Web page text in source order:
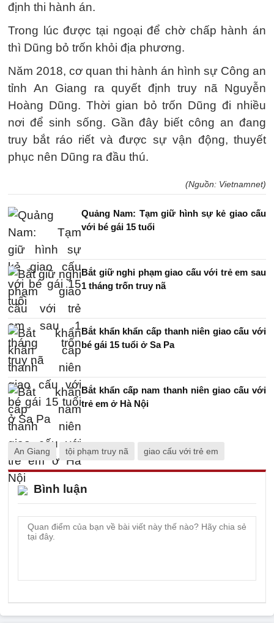
định thi hành án.
Trong lúc được tại ngoại để chờ chấp hành án
thì Dũng bỏ trốn khỏi địa phương.
Năm 2018, cơ quan thi hành án hình sự Công an
tỉnh An Giang ra quyết định truy nã Nguyễn
Hoàng Dũng. Thời gian bỏ trốn Dũng đi nhiều
nơi để sinh sống. Gần đây biết công an đang
truy bắt ráo riết và được sự vận động, thuyết
phục nên Dũng ra đầu thú.
(Nguồn: Vietnamnet)
Quảng Nam: Tạm giữ hình sự kẻ giao cấu
với bé gái 15 tuổi
Bắt giữ nghi phạm giao cấu với trẻ em sau
1 tháng trốn truy nã
Bắt khẩn khẩn cấp thanh niên giao cấu với
bé gái 15 tuổi ở Sa Pa
Bắt khẩn cấp nam thanh niên giao cấu với
trẻ em ở Hà Nội
An Giang tội phạm truy nã giao cấu với trẻ em
Bình luận